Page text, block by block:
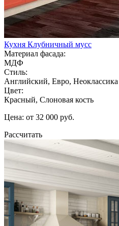
Кухня Клубничный мусс
Материал фасада:
МДФ
Стиль:
Английский, Евро, Неоклассика
Цвет:
Красный, Слоновая кость
Цена: от 32 000 руб.
Рассчитать